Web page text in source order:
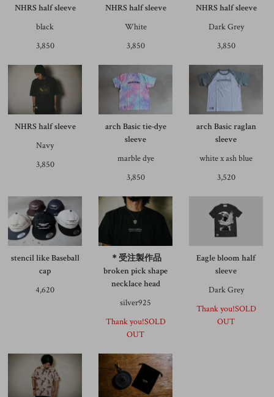
NHRS half sleeve
black
3,850
NHRS half sleeve
White
3,850
NHRS half sleeve
Dark Grey
3,850
NHRS half sleeve
Navy
3,850
arch Basic tie-dye
sleeve
marble dye
3,850
arch Basic raglan
sleeve
white x ash blue
3,520
stencil like Baseball
cap
4,620
＊受注製作品
broken pick shape
necklace head
silver925
Thank you!SOLD
OUT
Eagle bloom half
sleeve
Dark Grey
Thank you!SOLD
OUT